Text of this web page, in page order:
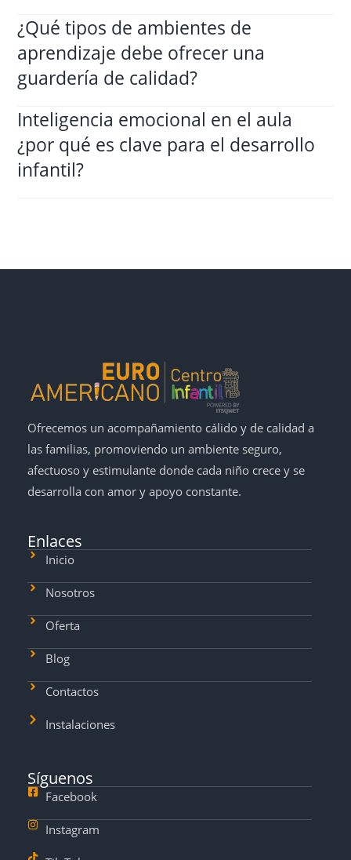
¿Qué tipos de ambientes de
aprendizaje debe ofrecer una
guardería de calidad?
Inteligencia emocional en el aula
¿por qué es clave para el desarrollo
infantil?
Ofrecemos un acompañamiento cálido y de calidad a
las familias, promoviendo un ambiente seguro,
afectuoso y estimulante donde cada niño crece y se
desarrolla con amor y apoyo constante.
Enlaces
Inicio
Nosotros
Oferta
Blog
Contactos
Instalaciones
Síguenos
Facebook
Instagram